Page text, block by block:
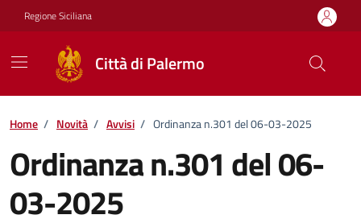
Vai ai contenuti
Vai al footer
Regione Siciliana
Città di Palermo
Home / Novità / Avvisi / Ordinanza n.301 del 06-03-2025
Ordinanza n.301 del 06-
03-2025